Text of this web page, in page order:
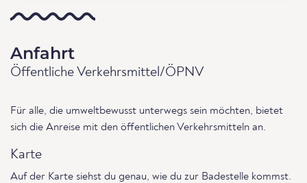
Anfahrt
Öffentliche Verkehrsmittel/ÖPNV
Für alle, die umweltbewusst unterwegs sein möchten, bietet
sich die Anreise mit den öffentlichen Verkehrsmitteln an.
Karte
Auf der Karte siehst du genau, wie du zur Badestelle kommst.